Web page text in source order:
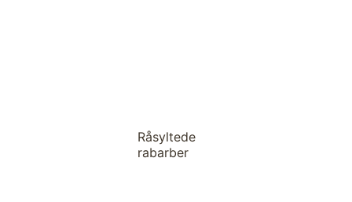
Råsyltede
rabarber